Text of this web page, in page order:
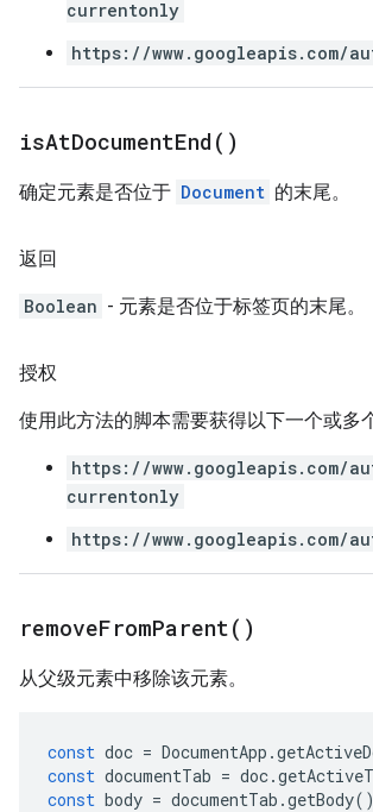
currentonly
https://www.googleapis.com/
isAtDocumentEnd( )
确定元素是否位于 Document 的末尾。
返回
Boolean - 元素是否位于标签页的末尾。
授权
使用此方法的脚本需要获得以下一个或多
https://www.googleapis.com/
currentonly
https://www.googleapis.com/
removeFromParent( )
从父级元素中移除该元素。
const doc = DocumentApp .
const documentTab = doc.
const body = documentTab .getBody